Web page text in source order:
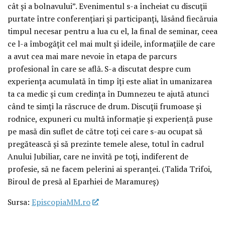
cât și a bolnavului”. Evenimentul s-a încheiat cu discuții
purtate între conferențiari și participanți, lăsând fiecăruia
timpul necesar pentru a lua cu el, la final de seminar, ceea
ce l-a îmbogățit cel mai mult și ideile, informațiile de care
a avut cea mai mare nevoie în etapa de parcurs
profesional în care se află. S-a discutat despre cum
experiența acumulată în timp îți este aliat în umanizarea
ta ca medic și cum credința în Dumnezeu te ajută atunci
când te simți la răscruce de drum. Discuții frumoase și
rodnice, expuneri cu multă informație și experiență puse
pe masă din suflet de către toți cei care s-au ocupat să
pregătească și să prezinte temele alese, totul în cadrul
Anului Jubiliar, care ne invită pe toți, indiferent de
profesie, să ne facem pelerini ai speranței. (Talida Trifoi,
Biroul de presă al Eparhiei de Maramureș)
Sursa: EpiscopiaMM.ro